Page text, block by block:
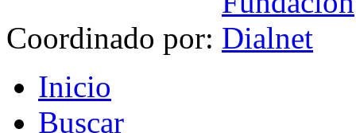
Coordinado por:
Inicio
Buscar